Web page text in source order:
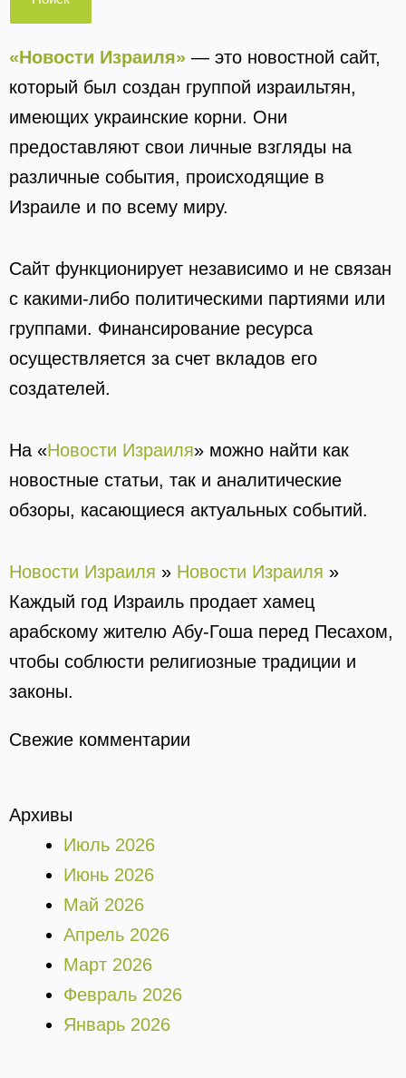
«Новости Израиля» — это новостной сайт,
который был создан группой израильтян,
имеющих украинские корни. Они
предоставляют свои личные взгляды на
различные события, происходящие в
Израиле и по всему миру.
Сайт функционирует независимо и не связан
с какими-либо политическими партиями или
группами. Финансирование ресурса
осуществляется за счет вкладов его
создателей.
На «Новости Израиля» можно найти как
новостные статьи, так и аналитические
обзоры, касающиеся актуальных событий.
Новости Израиля » Новости Израиля »
Каждый год Израиль продает хамец
арабскому жителю Абу-Гоша перед Песахом,
чтобы соблюсти религиозные традиции и
законы.
Свежие комментарии
Архивы
Июль 2026
Июнь 2026
Май 2026
Апрель 2026
Март 2026
Февраль 2026
Январь 2026